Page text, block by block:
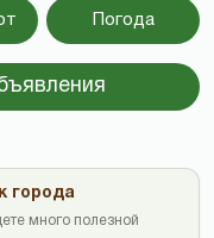
Погода
города
много полезной